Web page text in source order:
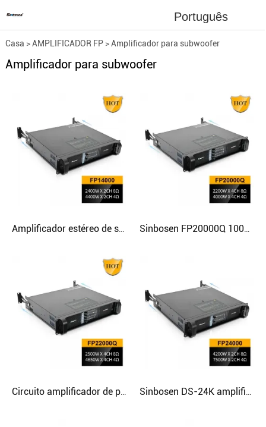
Português
Casa >AMPLIFICADOR FP>Amplificador para subwoofer
Amplificador para subwoofer
Circuito amplificador de potência de áudio de alta qualidade FP22000Q profissional de 4 canais para grandes eventos Sinbosen DS-24K amplificador de alta potência profissional 2 canais amplificador de potência de 10000 watts para subwoofer de 18/21 polegadas